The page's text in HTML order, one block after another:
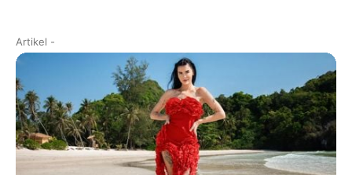
Artikel -